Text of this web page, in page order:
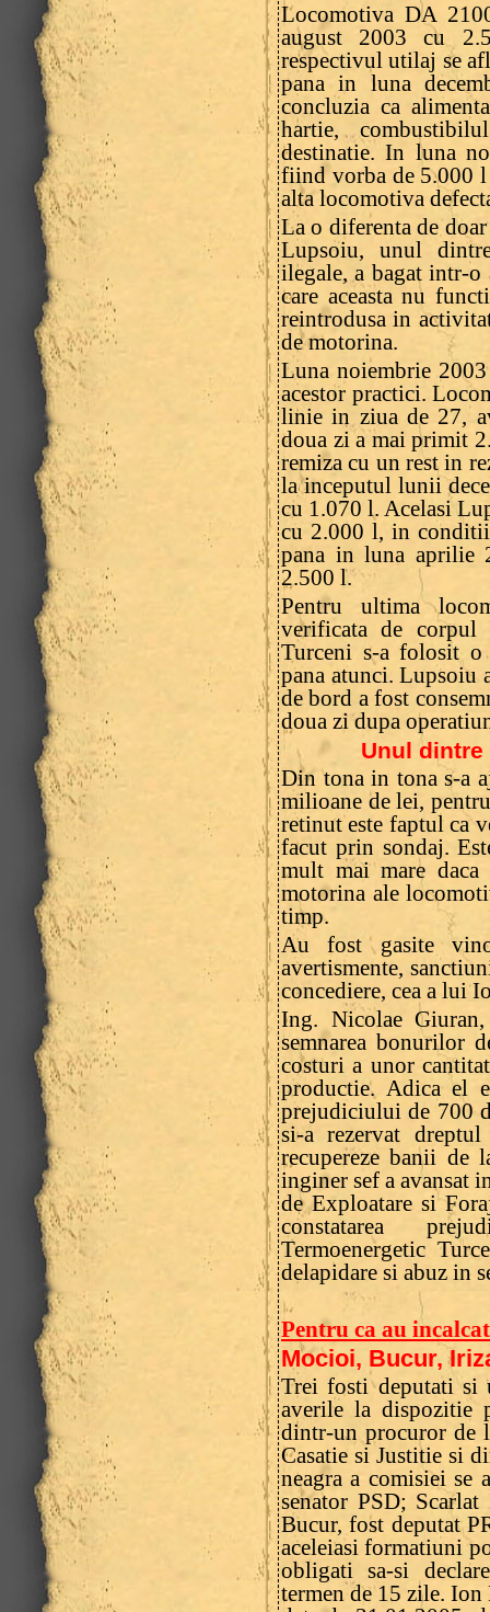
Locomotiva DA
august 2003 cu
respectivul utilaj se
pana in luna
concluzia ca
hartie,
destinatie. In luna
fiind vorba de 5.000 l
alta locomotiva
La o diferenta de
Lupsoiu, unul
ilegale, a bagat intr-
care aceasta nu
reintrodusa in
de motorina.
Luna noiembrie
acestor practici.
linie in ziua de 27,
doua zi a mai primit
remiza cu un rest in
la inceputul lunii
cu 1.070 l. Acelasi
cu 2.000 l, in
pana in luna aprilie
2.500 l.
Pentru ultima
verificata de corpul
Turceni s-a folosit o
pana atunci. Lupsoiu
de bord a fost
doua zi dupa
Unul
Din tona in tona s-a
milioane de lei,
retinut este faptul ca
facut prin sondaj.
mult mai mare
motorina ale
timp.
Au fost gasite
avertismente,
concediere, cea a lui
Ing. Nicolae
semnarea bonurilor
costuri a unor
productie. Adica el
prejudiciului de 700
si-a rezervat
recupereze banii
inginer sef a avansat
de Exploatare si
constatarea
Termoenergetic
delapidare si abuz in
Pentru ca au
Mocioi, Bucur,
Trei fosti deputati si
averile la dispozitie
dintr-un procuror de
Casatie si Justitie si
neagra a comisiei se
senator PSD;
Bucur, fost deputat
aceleiasi formatiuni
obligati sa-si
termen de 15 zile.